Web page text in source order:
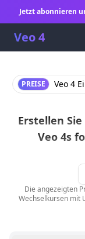
Jetzt abonnieren
Veo 4
PREISE Veo 4
Erstellen
Veo 4s
Die angezeigten
Wechselkursen mit